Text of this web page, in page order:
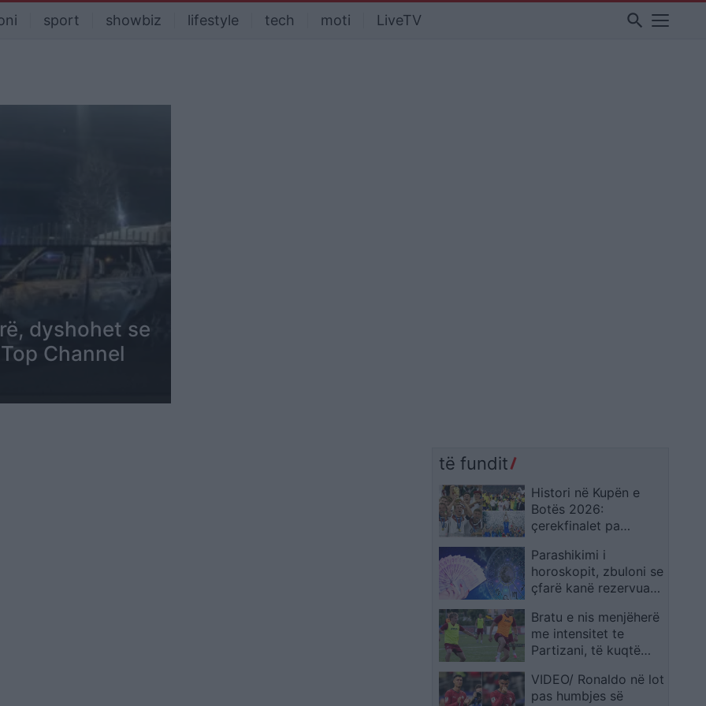
sport showbiz lifestyle tech moti LiveTV search
dyshohet se
Channel
të fundit
Histori në Kupën e
Botës 2026:
çerekfinalet pa
dhe Italinë
Parashikimi i
horoskopit, zbuloni se
çfarë kanë rezervuar
Bratu e nis menjëherë
me intensitet te
Partizani, të kuqtë
përgatitore për
sezonin e ri
VIDEO/ Ronaldo në lot
pas humbjes së